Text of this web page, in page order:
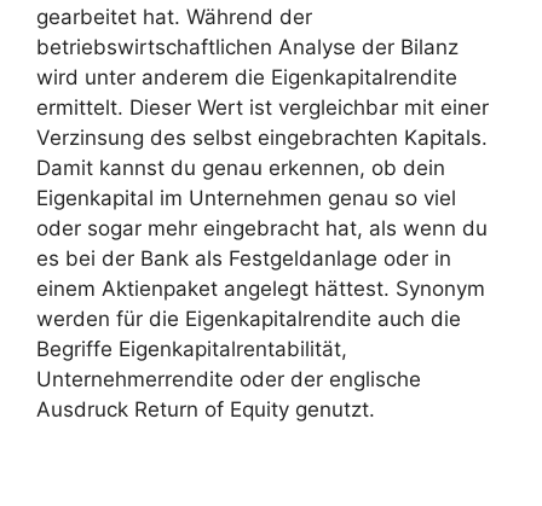
gearbeitet hat. Während der
betriebswirtschaftlichen Analyse der Bilanz
wird unter anderem die Eigenkapitalrendite
ermittelt. Dieser Wert ist vergleichbar mit einer
Verzinsung des selbst eingebrachten Kapitals.
Damit kannst du genau erkennen, ob dein
Eigenkapital im Unternehmen genau so viel
oder sogar mehr eingebracht hat, als wenn du
es bei der Bank als Festgeldanlage oder in
einem Aktienpaket angelegt hättest. Synonym
werden für die Eigenkapitalrendite auch die
Begriffe Eigenkapitalrentabilität,
Unternehmerrendite oder der englische
Ausdruck Return of Equity genutzt.